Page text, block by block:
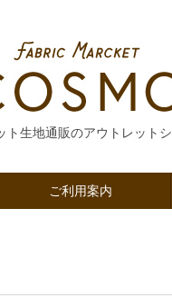
ト生地通販のアウトレット
ご利用案内